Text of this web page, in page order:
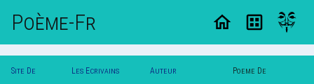
Poème-Fr
Site De Les Ecrivains Auteur Poeme De